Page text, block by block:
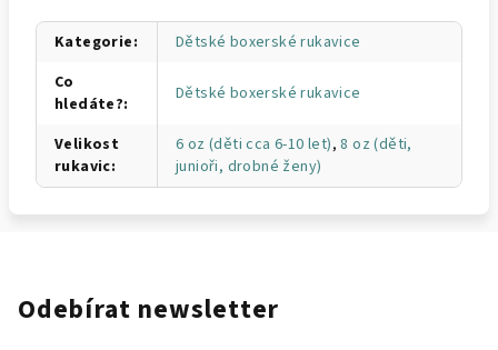
Kategorie:
Dětské boxerské rukavice
Co
hledáte?: Dětské boxerské rukavice
Velikost
rukavic:
6 oz (děti cca 6-10 let),8 oz (děti,
junioři, drobné ženy)
Odebírat newsletter